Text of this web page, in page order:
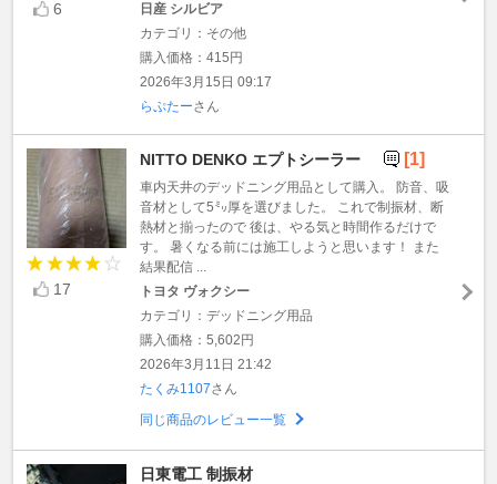
6
日産 シルビア
カテゴリ：その他
購入価格：415円
2026年3月15日 09:17
らぷたーさん
17
NITTO DENKO エプトシーラー [1]
車内天井のデッドニング用品として購入。 防音、吸
音材として5㍉厚を選びました。 これで制振材、断
熱材と揃ったので 後は、やる気と時間作るだけで
す。 暑くなる前には施工しようと思います！ また
結果配信 ...
トヨタ ヴォクシー
カテゴリ：デッドニング用品
購入価格：5,602円
2026年3月11日 21:42
たくみ1107さん
同じ商品のレビュー一覧
日東電工 制振材